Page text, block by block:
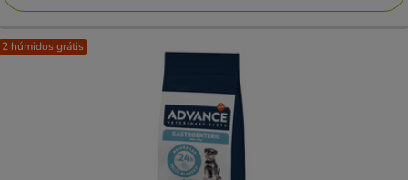
2 húmidos grátis